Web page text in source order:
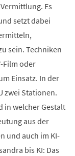
Es
setzt dabei
sein. Techniken
Film oder
Einsatz. In der
zwei Stationen.
in welcher Gestalt
aus der
und auch im KI-
bis KI: Das